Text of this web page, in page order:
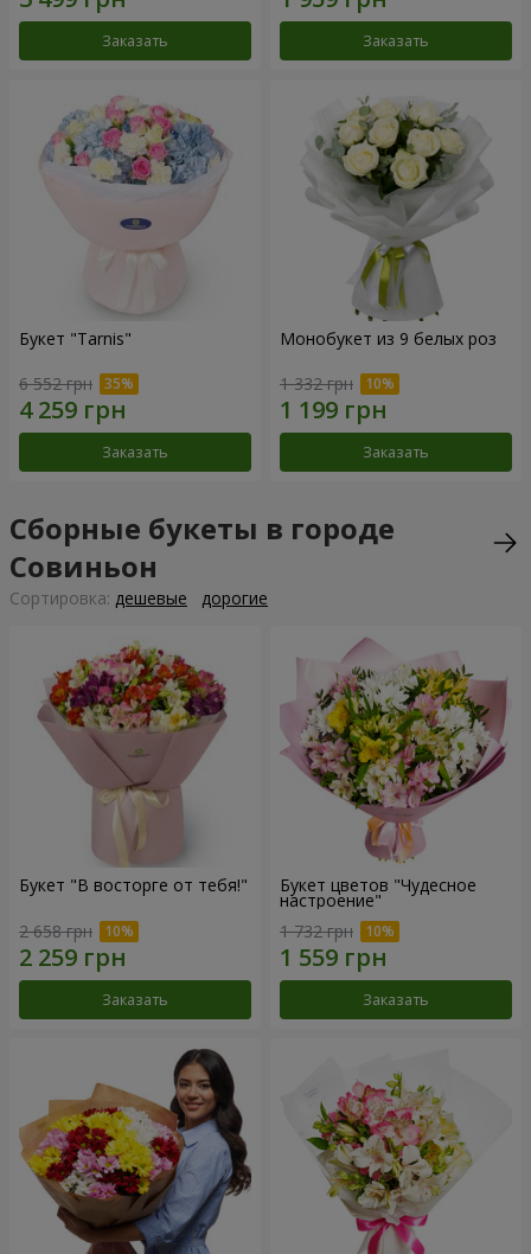
Заказать Заказать
Букет "Tarnis"
6 552 грн
Заказать
Монобукет из 9 белых роз
1 332 грн
Заказать
Сборные букеты в городе
Совиньон
Cортировка: дешевые дорогие
Букет "В восторге от тебя!"
2 658 грн
Заказать
Букет цветов "Чудесное
настроение"
1 732 грн
Заказать